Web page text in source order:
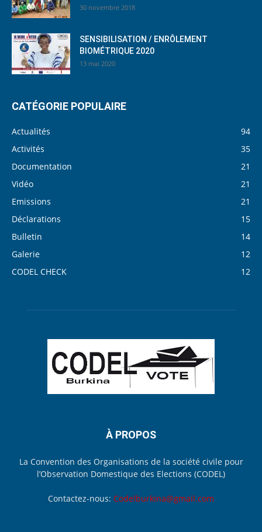
30 novembre 2018
SENSIBILISATION / ENRÔLEMENT
BIOMÉTRIQUE 2020
13 mai 2020
CATÉGORIE POPULAIRE
Actualités
94
Activités
35
Documentation
21
Vidéo
21
Emissions
21
Déclarations
15
Bulletin
14
Galerie
12
CODEL CHECK
12
À PROPOS
La Convention des Organisations de la société civile pour
l’Observation Domestique des Elections (CODEL)
Contactez-nous: Codelburkina@gmail.com